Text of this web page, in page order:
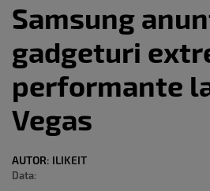
Samsung
gadgeturi
performante la
Vegas
AUTOR: ILIKEIT
Data: